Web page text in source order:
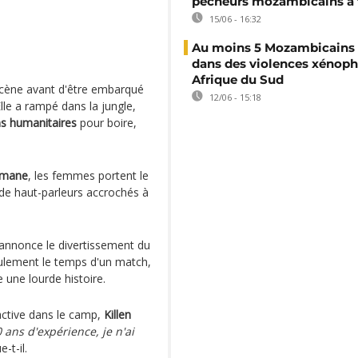
avant d'être embarqué
a rampé dans la jungle,
humanitaires pour boire,
, les femmes portent le
haut-parleurs accrochés à
le divertissement du
le temps d'un match,
une lourde histoire.
dans le camp, Killen
ans d'expérience, je n'ai
t-il.
15/06 - 16:32
Au moins 5 Mozambicains
dans des violences
Afrique du Sud
12/06 - 15:18